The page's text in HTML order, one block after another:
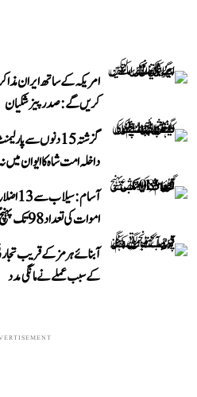
امریکہ کے ساتھ ایران
کریں گے: صدر پیزشکیان
گزشتہ 15 دنوں سے
داخلہ امت شاہ کا ایوان
اموات کی تعداد 98 تک پہنچ گئی
آبنائے ہرمز کے قریب
کے سبب عملے نے مانگی مدد